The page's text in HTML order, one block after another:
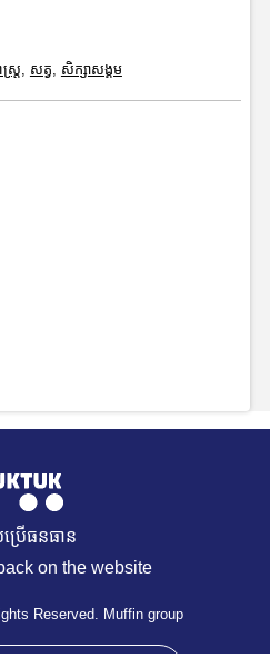
រ្ត សត្វ សិក្សាសង្គម
រើធនធាន
on the website
Reserved. Muffin group